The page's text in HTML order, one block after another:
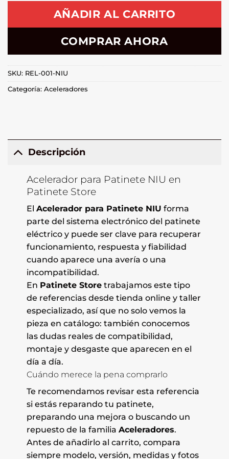
AÑADIR AL CARRITO
COMPRAR AHORA
SKU: REL-001-NIU
Categoría: Aceleradores
Descripción
Acelerador para Patinete NIU en
Patinete Store
El Acelerador para Patinete NIU forma
parte del sistema electrónico del patinete
eléctrico y puede ser clave para recuperar
funcionamiento, respuesta y fiabilidad
cuando aparece una avería o una
incompatibilidad.
En Patinete Storetrabajamos este tipo
de referencias desde tienda online y taller
especializado, así que no solo vemos la
pieza en catálogo: también conocemos
las dudas reales de compatibilidad,
montaje y desgaste que aparecen en el
día a día.
Cuándo merece la pena comprarlo
Te recomendamos revisar esta referencia
si estás reparando tu patinete,
preparando una mejora o buscando un
repuesto de la familia Aceleradores.
Antes de añadirlo al carrito, compara
siempre modelo, versión, medidas y fotos